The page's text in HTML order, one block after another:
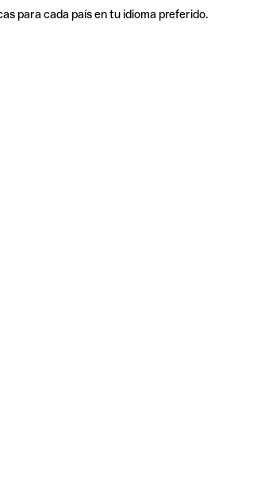
para cada país en tu idioma preferido.